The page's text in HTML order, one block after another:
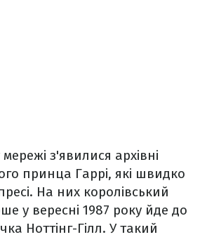
з'явилися архівні
принца Гаррі, які швидко
На них королівський
у вересні 1987 року йде до
Ноттінг-Гілл. У такий